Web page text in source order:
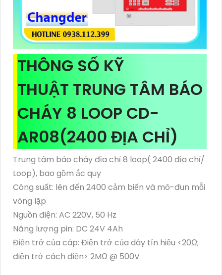
THÔNG SỐ KỸ
THUẬT TRUNG TÂM BÁO
CHÁY 8 LOOP CD-
AR08(2400 ĐỊA CHỈ)
Trung tâm báo cháy địa chỉ 8 loop( 2400 địa chỉ/
Loop), bao gồm ắc quy
Công suất: lên đến 2400 cảm biến và mô-đun mỗi
vòng lặp
Nguồn điện: AC 220V, 50 Hz
Năng lượng pin: DC 24V 4Ah
Điện trở của cáp: Điện trở của dây tín hiệu <20Ω;
điện trở cách điện> 2MΩ @ 500V